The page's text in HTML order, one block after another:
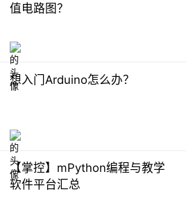
值电路图？
想入门Arduino怎么办？
【掌控】mPython编程与教学
软件平台汇总